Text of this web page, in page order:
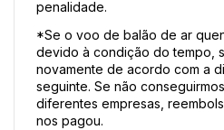
penalidade.
*Se o voo de balão de ar
devido à condição do tempo,
novamente de acordo com a
seguinte. Se não
diferentes empresas,
nos pagou.